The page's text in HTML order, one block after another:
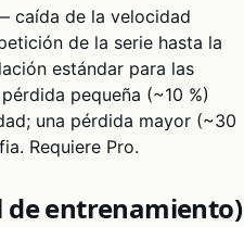
caída de la velocidad
de la serie hasta la
estándar para las
pequeña (~10 %)
una pérdida mayor (~30
Requiere Pro.
de entrenamiento)